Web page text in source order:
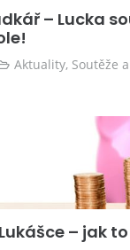
– Lucka
Aktuality, Soutěže
– jak